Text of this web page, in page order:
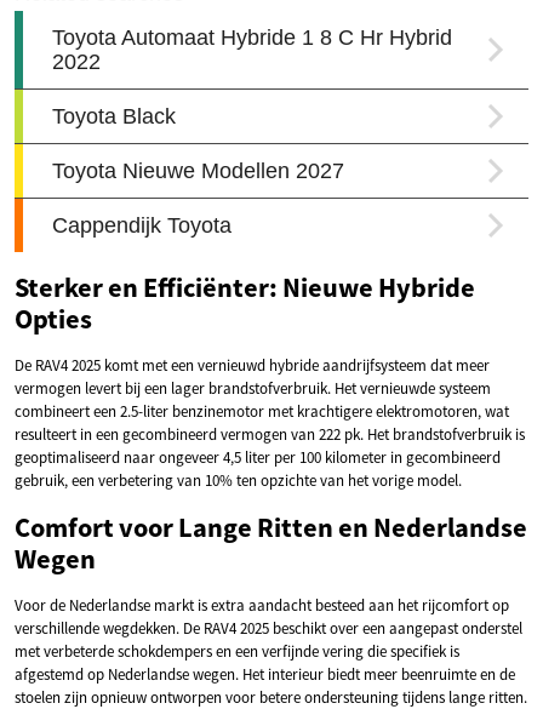
Sterker en Efficiënter: Nieuwe Hybride
Opties
De RAV4 2025 komt met een vernieuwd hybride aandrijfsysteem dat meer
vermogen levert bij een lager brandstofverbruik. Het vernieuwde systeem
combineert een 2.5-liter benzinemotor met krachtigere elektromotoren, wat
resulteert in een gecombineerd vermogen van 222 pk. Het brandstofverbruik is
geoptimaliseerd naar ongeveer 4,5 liter per 100 kilometer in gecombineerd
gebruik, een verbetering van 10% ten opzichte van het vorige model.
Comfort voor Lange Ritten en Nederlandse
Wegen
Voor de Nederlandse markt is extra aandacht besteed aan het rijcomfort op
verschillende wegdekken. De RAV4 2025 beschikt over een aangepast onderstel
met verbeterde schokdempers en een verfijnde vering die specifiek is
afgestemd op Nederlandse wegen. Het interieur biedt meer beenruimte en de
stoelen zijn opnieuw ontworpen voor betere ondersteuning tijdens lange ritten.